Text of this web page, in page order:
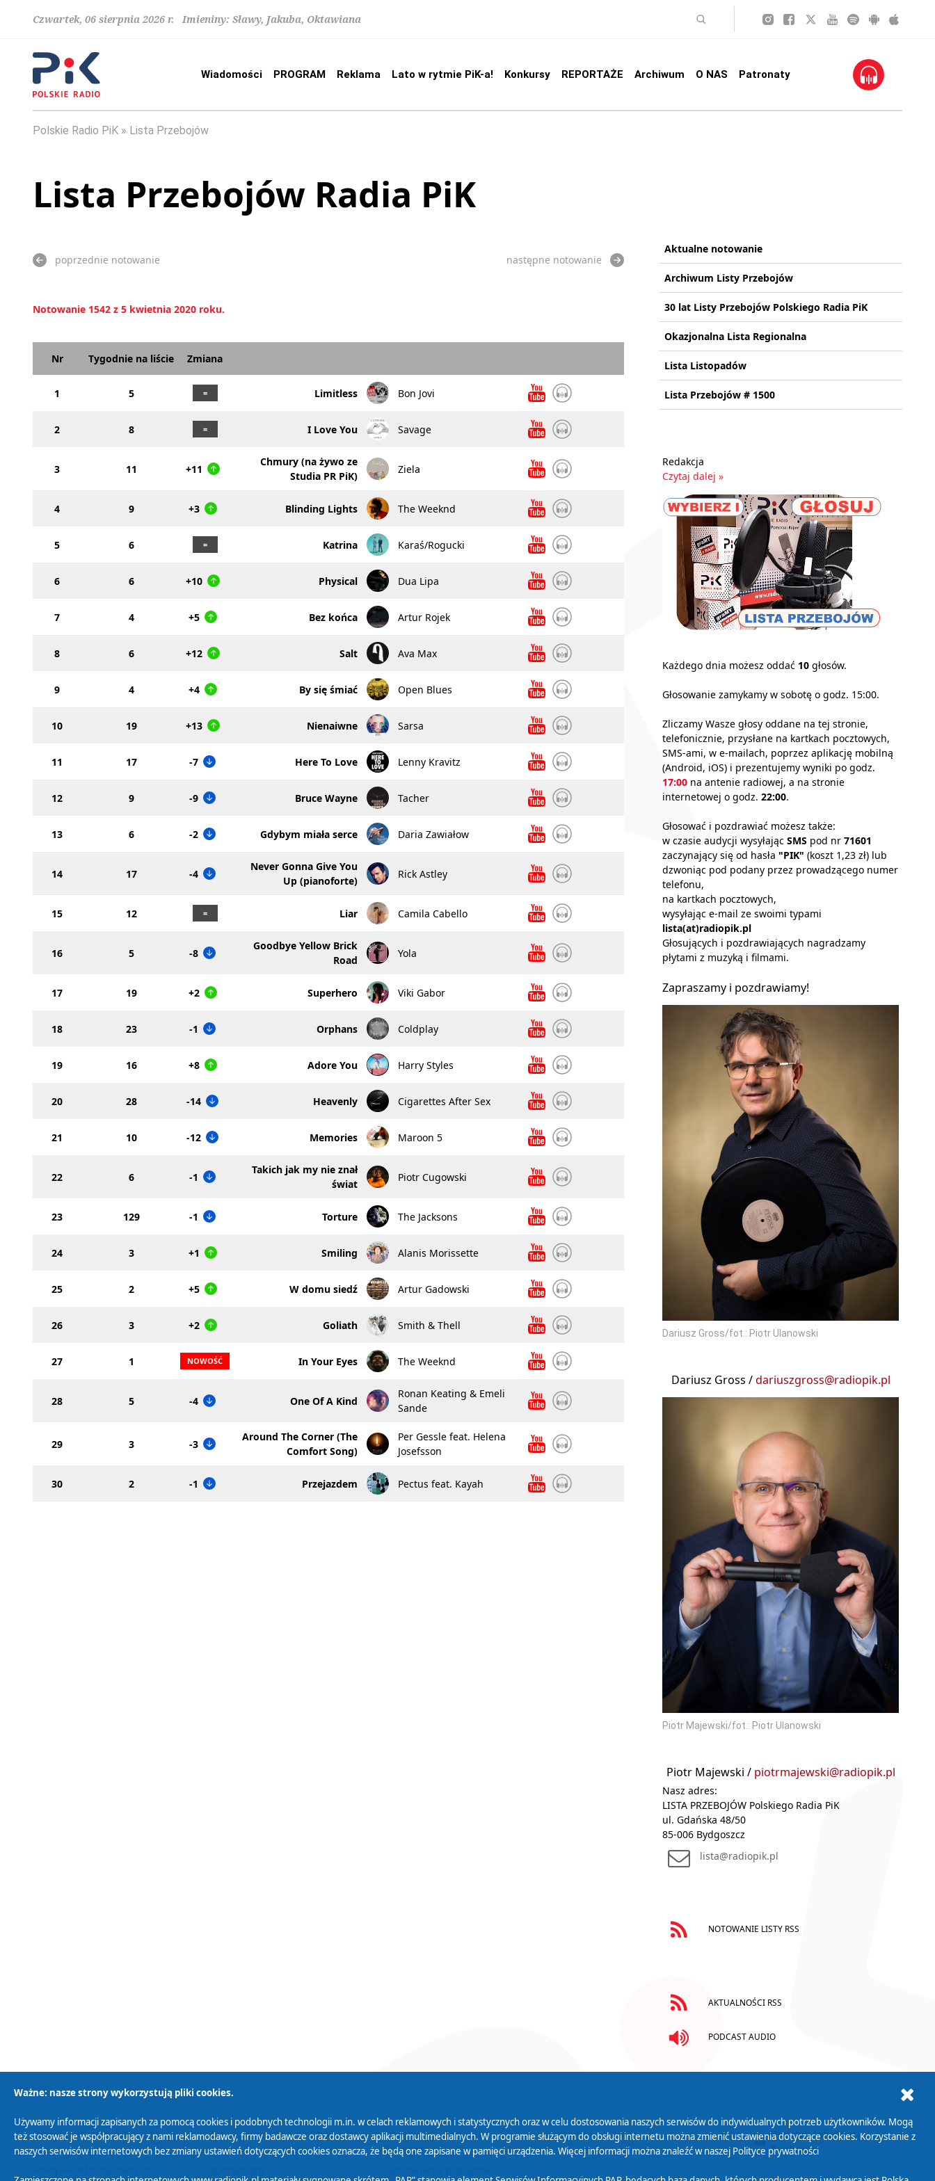
Czwartek, 06 sierpnia 2026 r. Imieniny: Sławy, Jakuba, Oktawiana
Wiadomości PROGRAM Reklama Lato w rytmie PiK-a! Konkursy REPORTAŻE Archiwum O NAS Patronaty
Polskie Radio PiK Lista Przebojów
Lista Przebojów Radia PiK
poprzednie notowanie następne notowanie
Notowanie 1542 z 5 kwietnia 2020 roku.
Nr Tygodnie na liście Zmiana
1 5 Limitless Bon Jovi
2 8 I Love You Savage
3 11 +11
Chmury (na żywo ze
Studia PR PiK)
Ziela
4 9 +3 Blinding Lights The Weeknd
5 6 Katrina Karaś/Rogucki
6 6 +10 Physical Dua Lipa
7 4 +5 Bez końca Artur Rojek
8 6 +12 Salt Ava Max
9 4 +4 By się śmiać Open Blues
10 19 +13 Nienaiwne Sarsa
11 17 -7 Here To Love Lenny Kravitz
12 9 -9 Bruce Wayne Tacher
13 6 -2 Gdybym miała serce Daria Zawiałow
14 17 -4
Never Gonna Give You
Up (pianoforte)
Rick Astley
15 12 Liar Camila Cabello
16 5 -8
Goodbye Yellow Brick
Road
Yola
17 19 +2 Superhero Viki Gabor
18 23 -1 Orphans Coldplay
19 16 +8 Adore You Harry Styles
20 28 -14 Heavenly Cigarettes After Sex
21 10 -12 Memories Maroon 5
22 6 -1
Takich jak my nie znał
świat
Piotr Cugowski
23 129 -1 Torture The Jacksons
24 3 +1 Smiling Alanis Morissette
25 2 +5 W domu siedź Artur Gadowski
26 3 +2 Goliath Smith & Thell
27 1 In Your Eyes The Weeknd
28 5 -4 One Of A Kind
Ronan Keating & Emeli
Sande
29 3 -3
Around The Corner (The
Comfort Song)
Per Gessle feat. Helena
Josefsson
30 2 -1 Przejazdem Pectus feat. Kayah
Aktualne notowanie
Archiwum Listy Przebojów
30 lat Listy Przebojów Polskiego Radia PiK
Okazjonalna Lista Regionalna
Lista Listopadów
Lista Przebojów # 1500
Redakcja
Czytaj dalej »
Każdego dnia możesz oddać 10 głosów.
Głosowanie zamykamy w sobotę o godz. 15:00.
Zliczamy Wasze głosy oddane na tej stronie,
telefonicznie, przysłane na kartkach pocztowych,
SMS-ami, w e-mailach, poprzez aplikację mobilną
(Android, iOS) i prezentujemy wyniki po godz.
17:00 na antenie radiowej, a na stronie
internetowej o godz. 22:00.
Głosować i pozdrawiać możesz także:
w czasie audycji wysyłając SMS pod nr 71601
zaczynający się od hasła "PIK" (koszt 1,23 zł) lub
dzwoniąc pod podany przez prowadzącego numer
telefonu,
na kartkach pocztowych,
wysyłając e-mail ze swoimi typami
lista(at)radiopik.pl
Głosujących i pozdrawiających nagradzamy
płytami z muzyką i filmami.
Zapraszamy i pozdrawiamy!
Dariusz Gross/fot.: Piotr Ulanowski
Dariusz Gross /dariuszgross@radiopik.pl
Piotr Majewski/fot.: Piotr Ulanowski
Piotr Majewski / piotrmajewski@radiopik.pl
Nasz adres:
LISTA PRZEBOJÓW Polskiego Radia PiK
ul. Gdańska 48/50
85-006 Bydgoszcz
lista@radiopik.pl
NOTOWANIE LISTY RSS
AKTUALNOŚCI RSS
PODCAST AUDIO
Polityka Prywatności Zasady korzystania z Serwisu
Organizacje Pożytku
Publicznego
Cyfryzacja DAB+
Biuletyn Informacji
Publicznej
Ważne: nasze strony wykorzystują pliki cookies.
Używamy informacji zapisanych za pomocą cookies i podobnych technologii m.in. w celach reklamowych i statystycznych oraz w celu dostosowania naszych serwisów do indywidualnych potrzeb użytkowników. Mogą
też stosować je współpracujący z nami reklamodawcy, firmy badawcze oraz dostawcy aplikacji multimedialnych. W programie służącym do obsługi internetu można zmienić ustawienia dotyczące cookies. Korzystanie z
naszych serwisów internetowych bez zmiany ustawień dotyczących cookies oznacza, że będą one zapisane w pamięci urządzenia. Więcej informacji można znaleźć w naszej Polityce prywatności